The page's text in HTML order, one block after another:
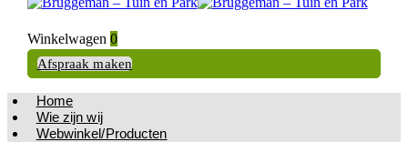
Winkelwagen 0
Afspraak maken
Home
Wie zijn wij
Webwinkel/Producten